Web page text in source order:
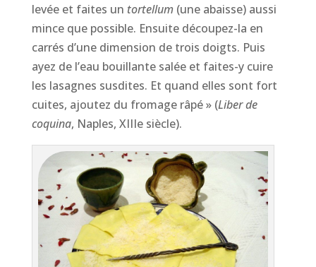
levée et faites un tortellum(une abaisse) aussi
mince que possible. Ensuite découpez-la en
carrés d’une dimension de trois doigts. Puis
ayez de l’eau bouillante salée et faites-y cuire
les lasagnes susdites. Et quand elles sont fort
cuites, ajoutez du fromage râpé » (Liber de
coquina, Naples, XIIIe siècle).